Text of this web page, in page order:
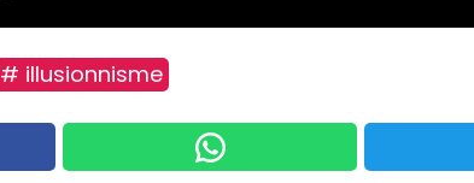
# illusionnisme